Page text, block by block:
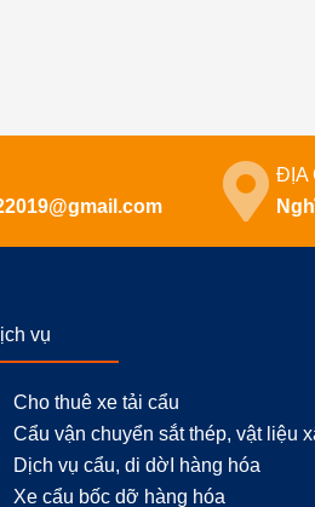
ĐỊA
vụ
Cho thuê xe tải cẩu
Cẩu vận chuyển sắt thép, vật liệu
Dịch vụ cẩu, di dờI hàng hóa
Xe cẩu bốc dỡ hàng hóa